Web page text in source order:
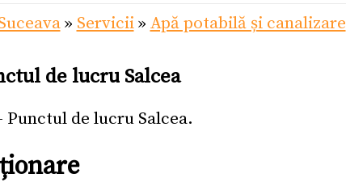
» Servicii» Apă potabilă și canalizare
de lucru Salcea
de lucru Salcea.